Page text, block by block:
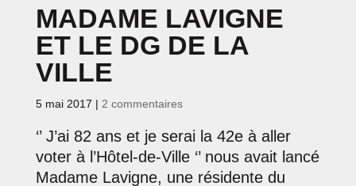
MADAME LAVIGNE
ET LE DG DE LA
VILLE
5 mai 2017 | 2 commentaires
‘’ J’ai 82 ans et je serai la 42e à aller
voter à l’Hôtel-de-Ville ‘’ nous avait lancé
Madame Lavigne, une résidente du